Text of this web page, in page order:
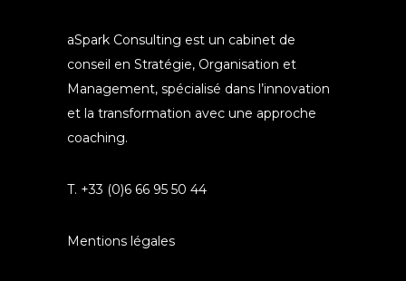
aSpark Consulting est un cabinet de
conseil en Stratégie, Organisation et
Management, spécialisé dans l’innovation
et la transformation avec une approche
coaching.
T. +33 (0)6 66 95 50 44
Mentions légales